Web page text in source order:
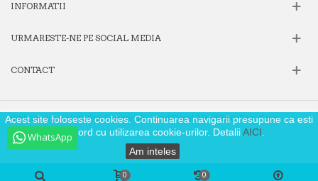
WhatsApp
INFORMATII
URMARESTE-NE PE SOCIAL MEDIA
CONTACT
Acest site foloseste cookies. Continuarea navigarii presupune ca esti
de acord cu utilizarea cookie-urilor. DetaliiAICI
Am inteles
Website operat de Fox Society SRL, Cod Fiscal 39605806, Reg. Com.
J40/9871/2018
0 0